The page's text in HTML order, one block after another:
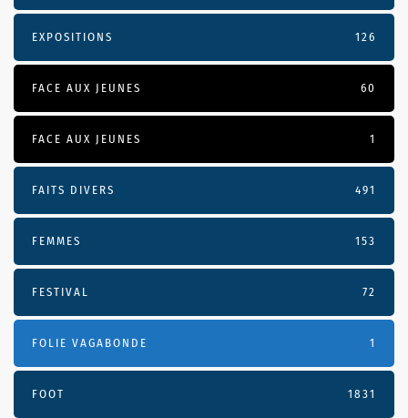
EXPOSITIONS 126
FACE AUX JEUNES 60
FACE AUX JEUNES 1
FAITS DIVERS 491
FEMMES 153
FESTIVAL 72
FOLIE VAGABONDE 1
FOOT 1831